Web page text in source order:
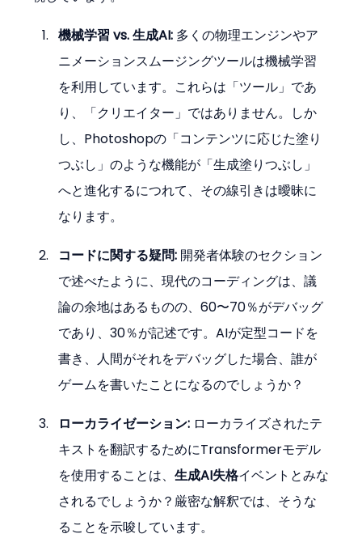
機械学習 vs. 生成AI: 多くの物理エンジンやア
ニメーションスムージングツールは機械学習
を利用しています。これらは「ツール」であ
り、「クリエイター」ではありません。しか
し、Photoshopの「コンテンツに応じた塗り
つぶし」のような機能が「生成塗りつぶし」
へと進化するにつれて、その線引きは曖昧に
なります。
コードに関する疑問: 開発者体験のセクション
で述べたように、現代のコーディングは、議
論の余地はあるものの、60〜70％がデバッグ
であり、30％が記述です。AIが定型コードを
書き、人間がそれをデバッグした場合、誰が
ゲームを書いたことになるのでしょうか？
ローカライゼーション: ローカライズされたテ
キストを翻訳するためにTransformerモデル
を使用することは、生成AI失格イベントとみな
されるでしょうか？厳密な解釈では、そうな
ることを示唆しています。